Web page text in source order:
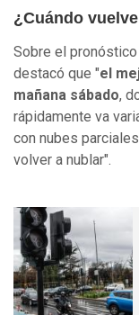
¿Cuándo
Sobre el
destacó que "el
mañana sábado,
rápidamente va
con nubes
volver a nublar".